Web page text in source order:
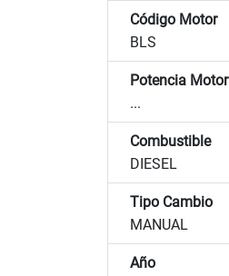
Código Motor
BLS
Potencia Motor
...
Combustible
DIESEL
Tipo Cambio
MANUAL
Año